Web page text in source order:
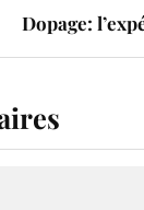
Dopage: